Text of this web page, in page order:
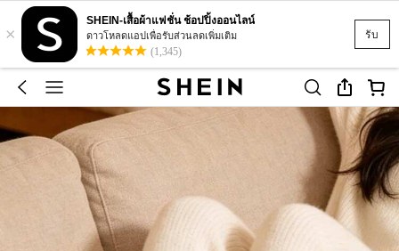
รับ
×
SHEIN-เสื้อผ้าแฟชั่น ช้อปปิ้งออนไลน์
ดาวโหลดแอปเพื่อรับส่วนลดเพิ่มเติม
(1,345)